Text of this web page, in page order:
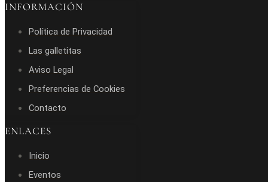
INFORMACIÓN
Política de Privacidad
Las galletitas
Aviso Legal
Preferencias de Cookies
Contacto
ENLACES
Inicio
Eventos